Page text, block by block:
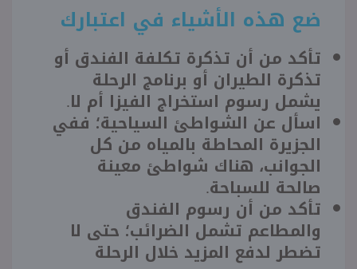
ضع هذه الأشياء في اعتبارك
تأكد من أن تذكرة تكلفة الفندق أو
تذكرة الطيران أو برنامج الرحلة
يشمل رسوم استخراج الفيزا أم لا.
اسأل عن الشواطئ السياحية؛ ففي
الجزيرة المحاطة بالمياه من كل
الجوانب، هناك شواطئ معينة
صالحة للسباحة.
تأكد من أن رسوم الفندق
والمطاعم تشمل الضرائب؛ حتى لا
تضطر لدفع المزيد خلال الرحلة